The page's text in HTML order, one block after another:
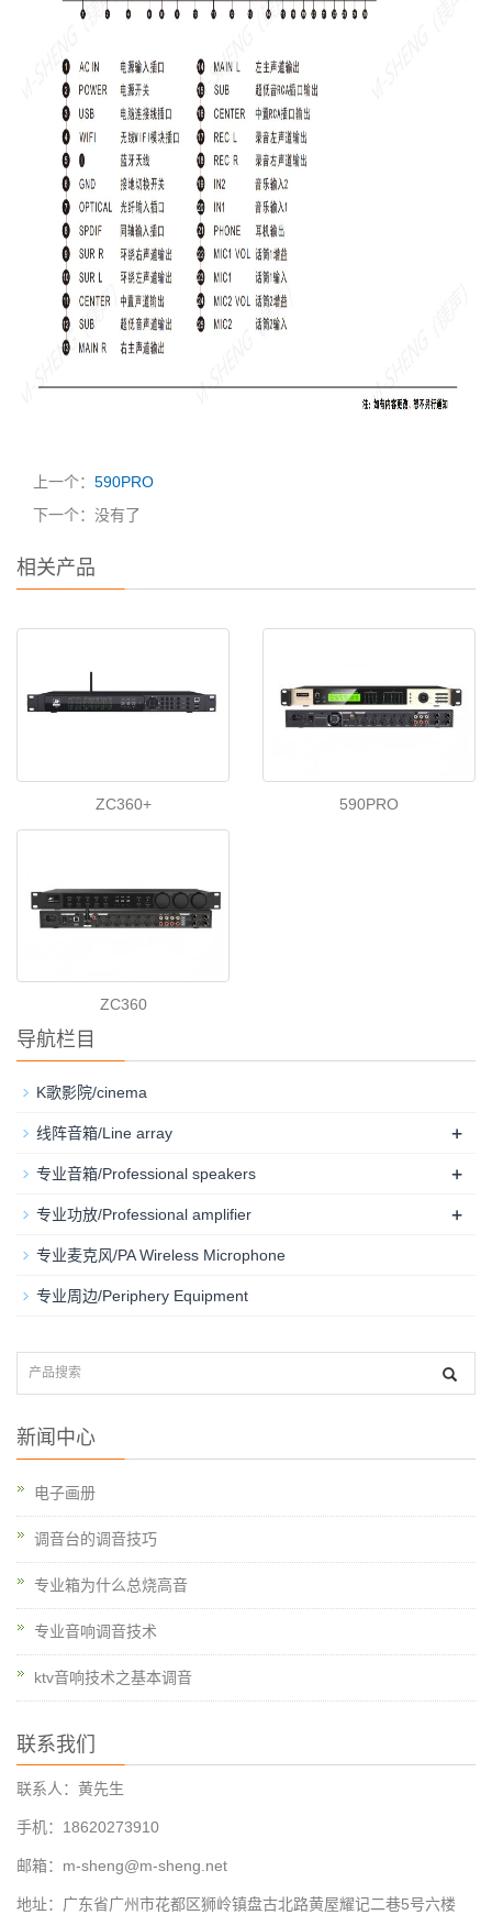
上一个： 590PRO
下一个：没有了
相关产品
ZC360+ 590PRO
ZC360
导航栏目
K歌影院/cinema
线阵音箱/Line array +
专业音箱/Professional speakers +
专业功放/Professional amplifier +
专业麦克风/PA Wireless Microphone
专业周边/Periphery Equipment
新闻中心
电子画册
调音台的调音技巧
专业箱为什么总烧高音
专业音响调音技术
ktv音响技术之基本调音
联系我们
联系人：黄先生
手机：18620273910
邮箱：m-sheng@m-sheng.net
地址：广东省广州市花都区狮岭镇盘古北路黄屋耀记二巷5号六楼